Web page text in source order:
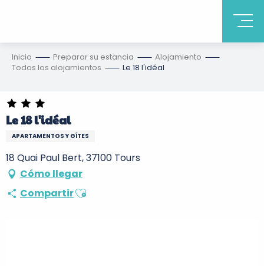
Inicio Preparar su estancia
Alojamiento
Todos los alojamientos
Le 18 l'idéal
Le 18 l'idéal
APARTAMENTOS Y GÎTES
18 Quai Paul Bert, 37100 Tours
Cómo llegar
CompartirAjouter aux favoris